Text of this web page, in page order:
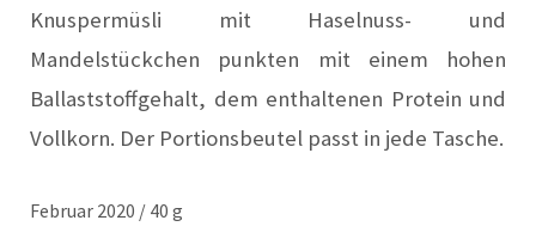
Knuspermüsli mit Haselnuss- und
Mandelstückchen punkten mit einem hohen
Ballaststoffgehalt, dem enthaltenen Protein und
Vollkorn. Der Portionsbeutel passt in jede Tasche.
Februar 2020 / 40 g